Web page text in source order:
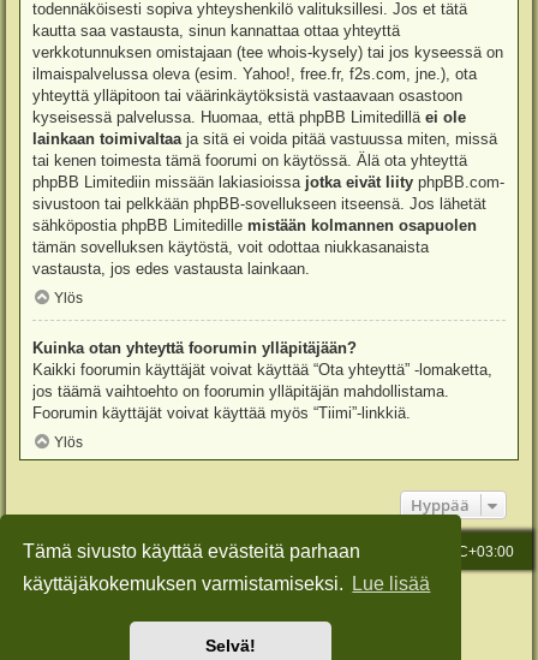
Tämä sivusto käyttää evästeitä parhaan
käyttäjäkokemuksen varmistamiseksi.
Lue lisää
Selvä!
todennäköisesti sopiva yhteyshenkilö valituksillesi. Jos et tätä
kautta saa vastausta, sinun kannattaa ottaa yhteyttä
verkkotunnuksen omistajaan (tee whois-kysely) tai jos kyseessä on
ilmaispalvelussa oleva (esim. Yahoo!, free.fr, f2s.com, jne.), ota
yhteyttä ylläpitoon tai väärinkäytöksistä vastaavaan osastoon
kyseisessä palvelussa. Huomaa, että phpBB Limitedillä ei ole
lainkaan toimivaltaaja sitä ei voida pitää vastuussa miten, missä
tai kenen toimesta tämä foorumi on käytössä. Älä ota yhteyttä
phpBB Limitediin missään lakiasioissa jotka eivät liity phpBB.com-
sivustoon tai pelkkään phpBB-sovellukseen itseensä. Jos lähetät
sähköpostia phpBB Limitedille mistään kolmannen osapuolen
tämän sovelluksen käytöstä, voit odottaa niukkasanaista
vastausta, jos edes vastausta lainkaan.
Ylös
Kuinka otan yhteyttä foorumin ylläpitäjään?
Kaikki foorumin käyttäjät voivat käyttää “Ota yhteyttä” -lomaketta,
jos täämä vaihtoehto on foorumin ylläpitäjän mahdollistama.
Foorumin käyttäjät voivat käyttää myös “Tiimi”-linkkiä.
Ylös
Hyppää
Etusivu Kaikki ajat ovat UTC+03:00
Viesti Ylläpidolle
Keskustelufoorumin ohjelmistophpBB® Forum Software © phpBB Limited